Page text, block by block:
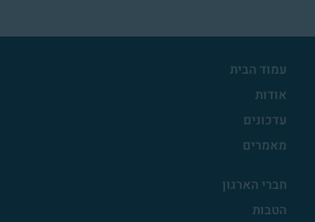
עמוד הבית
אודות
עדכונים
מאמרים
חברי הארגון
הטבות